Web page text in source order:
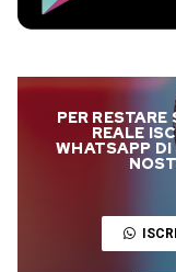
PER
REALE
WHATSAPP DI